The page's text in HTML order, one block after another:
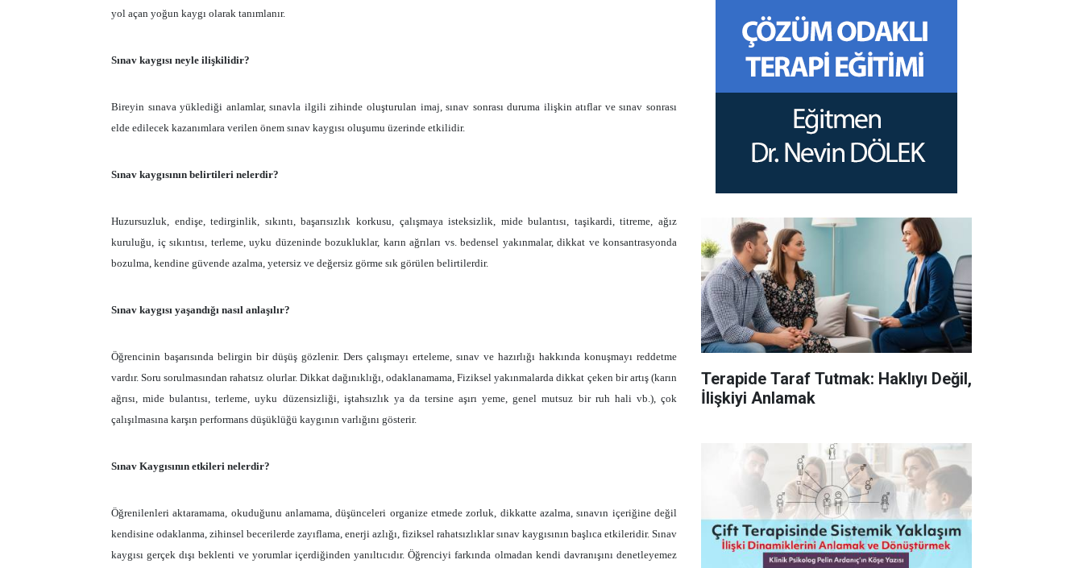
yol açan yoğun kaygı olarak tanımlanır.
Sınav kaygısı neyle ilişkilidir?
Bireyin sınava yüklediği anlamlar, sınavla ilgili zihinde oluşturulan imaj, sınav sonrası duruma ilişkin atıflar ve sınav sonrası
elde edilecek kazanımlara verilen önem sınav kaygısı oluşumu üzerinde etkilidir.
Sınav kaygısının belirtileri nelerdir?
Huzursuzluk, endişe, tedirginlik, sıkıntı, başarısızlık korkusu, çalışmaya isteksizlik, mide bulantısı, taşikardi, titreme, ağız
kuruluğu, iç sıkıntısı, terleme, uyku düzeninde bozukluklar, karın ağrıları vs. bedensel yakınmalar, dikkat ve konsantrasyonda
bozulma, kendine güvende azalma, yetersiz ve değersiz görme sık görülen belirtilerdir.
Sınav kaygısı yaşandığı nasıl anlaşılır?
Öğrencinin başarısında belirgin bir düşüş gözlenir. Ders çalışmayı erteleme, sınav ve hazırlığı hakkında konuşmayı reddetme
vardır. Soru sorulmasından rahatsız olurlar. Dikkat dağınıklığı, odaklanamama, Fiziksel yakınmalarda dikkat çeken bir artış (karın
ağrısı, mide bulantısı, terleme, uyku düzensizliği, iştahsızlık ya da tersine aşırı yeme, genel mutsuz bir ruh hali vb.), çok
çalışılmasına karşın performans düşüklüğü kaygının varlığını gösterir.
Sınav Kaygısının etkileri nelerdir?
Öğrenilenleri aktaramama, okuduğunu anlamama, düşünceleri organize etmede zorluk, dikkatte azalma, sınavın içeriğine değil
kendisine odaklanma, zihinsel becerilerde zayıflama, enerji azlığı, fiziksel rahatsızlıklar sınav kaygısının başlıca etkileridir. Sınav
kaygısı gerçek dışı beklenti ve yorumlar içerdiğinden yanıltıcıdır. Öğrenciyi farkında olmadan kendi davranışını denetleyemez
Terapide Taraf Tutmak: Haklıyı Değil,
İlişkiyi Anlamak